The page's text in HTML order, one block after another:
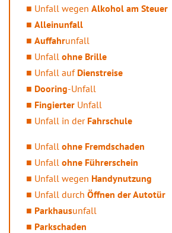
Unfall wegen Alkohol am Steuer
Alleinunfall
Auffahrunfall
Unfall ohne Brille
Unfall auf Dienstreise
Dooring-Unfall
Fingierter Unfall
Unfall in der Fahrschule
Unfall ohne Fremdschaden
Unfall ohne Führerschein
Unfall wegen Handynutzung
Unfall durch Öffnen der Autotür
Parkhausunfall
Parkschaden